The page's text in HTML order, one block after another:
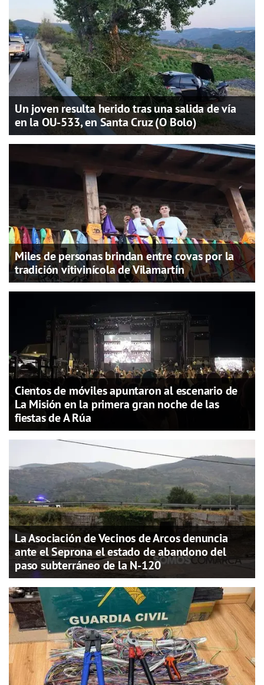
Un joven resulta herido tras una salida de vía
en la OU-533, en Santa Cruz (O Bolo)
Miles de personas brindan entre covas por la
tradición vitivinícola de Vilamartín
Cientos de móviles apuntaron al escenario de
La Misión en la primera gran noche de las
fiestas de A Rúa
La Asociación de Vecinos de Arcos denuncia
ante el Seprona el estado de abandono del
paso subterráneo de la N-120